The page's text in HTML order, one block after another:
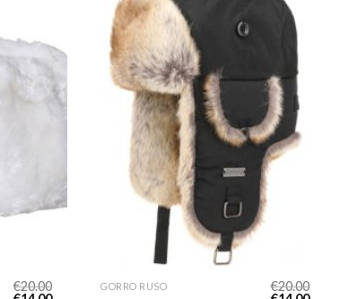
€20.00
GORRO RUSO €20.00